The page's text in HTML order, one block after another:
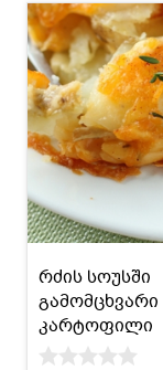
რძის სოუსში
გამომცხვარი
კარტოფილი